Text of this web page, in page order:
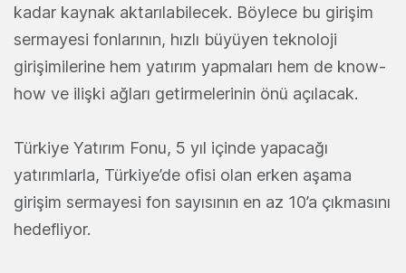
kadar kaynak aktarılabilecek. Böylece bu girişim
sermayesi fonlarının, hızlı büyüyen teknoloji
girişimilerine hem yatırım yapmaları hem de know-
how ve ilişki ağları getirmelerinin önü açılacak.
Türkiye Yatırım Fonu, 5 yıl içinde yapacağı
yatırımlarla, Türkiye’de ofisi olan erken aşama
girişim sermayesi fon sayısının en az 10’a çıkmasını
hedefliyor.